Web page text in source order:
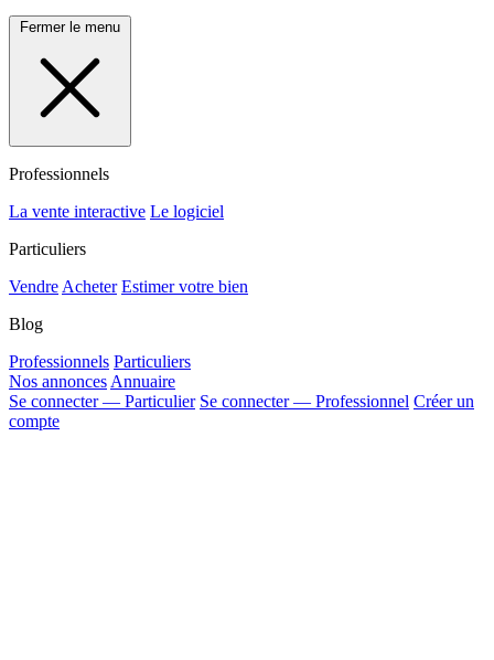
Fermer le menu
Professionnels
La vente interactive Le logiciel
Particuliers
Vendre Acheter Estimer votre bien
Blog
Professionnels Particuliers
Nos annonces Annuaire
Se connecter — Particulier Se connecter — Professionnel Créer un
compte